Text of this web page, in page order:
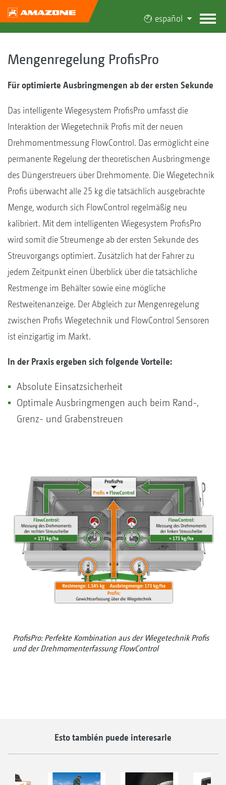
español
Mengenregelung ProfisPro
Für optimierte Ausbringmengen ab der ersten Sekunde
Das intelligente Wiegesystem ProfisPro umfasst die
Interaktion der Wiegetechnik Profis mit der neuen
Drehmomentmessung FlowControl. Das ermöglicht eine
permanente Regelung der theoretischen Ausbringmenge
des Düngerstreuers über Drehmomente. Die Wiegetechnik
Profis überwacht alle 25 kg die tatsächlich ausgebrachte
Menge, wodurch sich FlowControl regelmäßig neu
kalibriert. Mit dem intelligenten Wiegesystem ProfisPro
wird somit die Streumenge ab der ersten Sekunde des
Streuvorgangs optimiert. Zusätzlich hat der Fahrer zu
jedem Zeitpunkt einen Überblick über die tatsächliche
Restmenge im Behälter sowie eine mögliche
Restweitenanzeige. Der Abgleich zur Mengenregelung
zwischen Profis Wiegetechnik und FlowControl Sensoren
ist einzigartig im Markt.
In der Praxis ergeben sich folgende Vorteile:
Absolute Einsatzsicherheit
Optimale Ausbringmengen auch beim Rand-,
Grenz- und Grabenstreuen
ProfisPro: Perfekte Kombination aus der Wiegetechnik Profis
und der Drehmomenterfassung FlowControl
Esto también puede interesarle